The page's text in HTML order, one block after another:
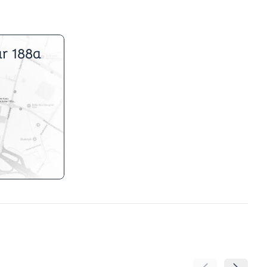
188a